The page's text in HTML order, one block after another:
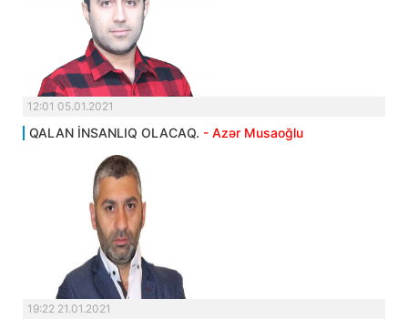
12:01 05.01.2021
QALAN İNSANLIQ OLACAQ. - Azər Musaoğlu
19:22 21.01.2021